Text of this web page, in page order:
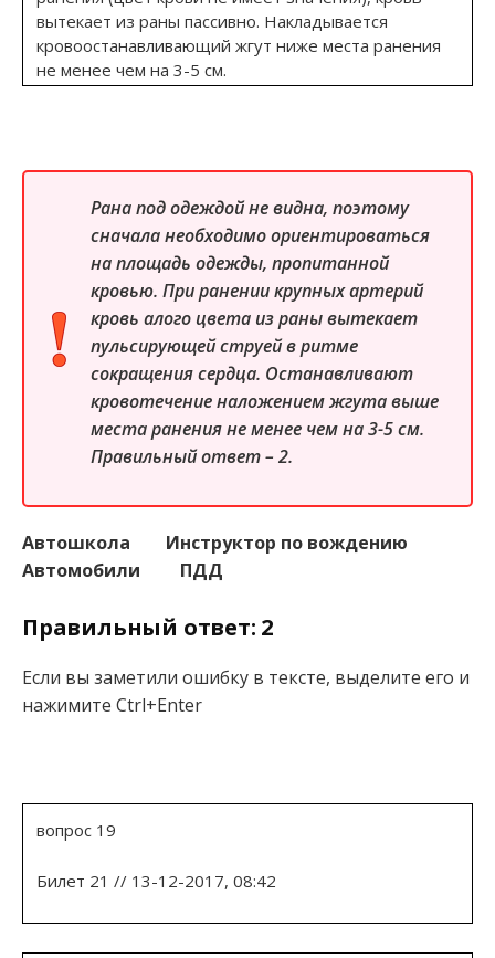
вытекает из раны пассивно. Накладывается
кровоостанавливающий жгут ниже места ранения
не менее чем на 3-5 см.
Рана под одеждой не видна, поэтому
сначала необходимо ориентироваться
на площадь одежды, пропитанной
кровью. При ранении крупных артерий
кровь алого цвета из раны вытекает
пульсирующей струей в ритме
сокращения сердца. Останавливают
кровотечение наложением жгута выше
места ранения не менее чем на 3-5 см.
Правильный ответ – 2.
Автошкола
Инструктор по вождению
Автомобили
ПДД
Правильный ответ: 2
Если вы заметили ошибку в тексте, выделите его и
нажимите Ctrl+Enter
вопрос 19
Билет 21 // 13-12-2017, 08:42